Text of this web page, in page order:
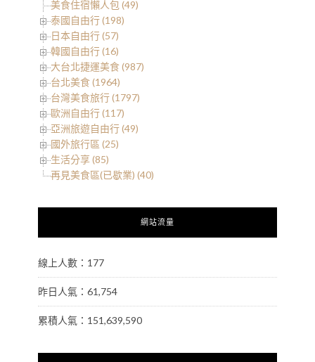
美食住宿懶人包 (49)
泰國自由行 (198)
日本自由行 (57)
韓國自由行 (16)
大台北捷運美食 (987)
台北美食 (1964)
台灣美食旅行 (1797)
歐洲自由行 (117)
亞洲旅遊自由行 (49)
國外旅行區 (25)
生活分享 (85)
再見美食區(已歇業) (40)
網站流量
線上人數：177
昨日人氣：61,754
累積人氣：151,639,590